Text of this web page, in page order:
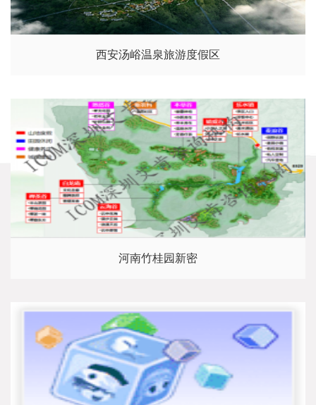
西安汤峪温泉旅游度假区
河南竹桂园新密